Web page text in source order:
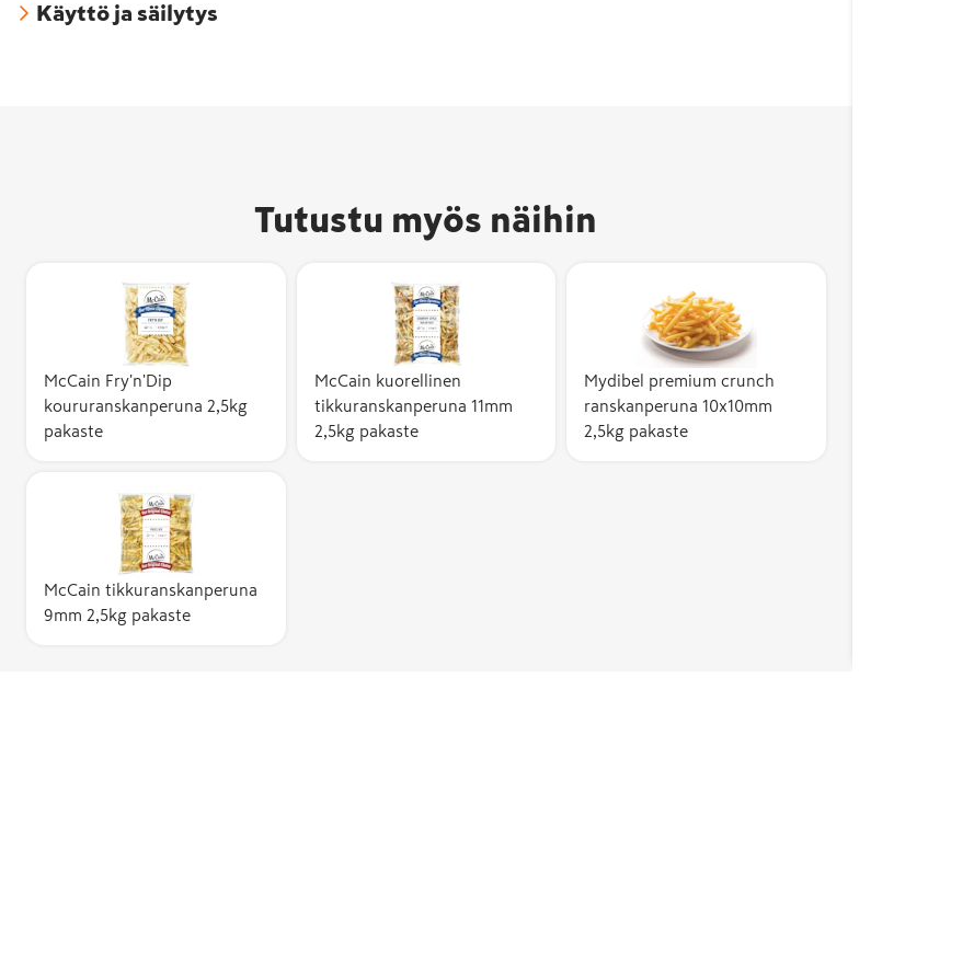
Käyttö ja säilytys
Tutustu myös näihin
McCain Fry'n'Dip
koururanskanperuna 2,5kg
pakaste
McCain kuorellinen
tikkuranskanperuna 11mm
2,5kg pakaste
Mydibel premium crunch
ranskanperuna 10x10mm
2,5kg pakaste
McCain tikkuranskanperuna
9mm 2,5kg pakaste